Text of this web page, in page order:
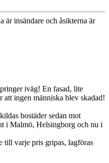
insändare och åsikterna är
iväg! En fasad, lite
ingen människa blev skadad!
bostäder sedan mot
i Malmö, Helsingborg och nu i
till varje pris gripas, lagföras